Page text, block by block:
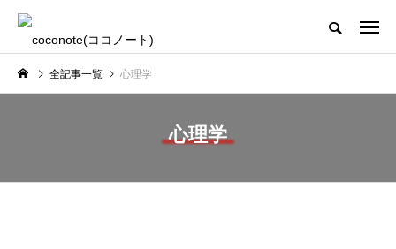
全記事一覧 心理学
心理学